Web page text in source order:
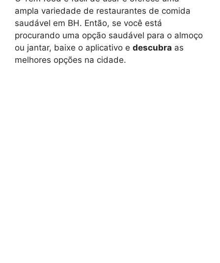
ampla variedade de restaurantes de comida
saudável em BH. Então, se você está
procurando uma opção saudável para o almoço
ou jantar, baixe o aplicativo e descubra as
melhores opções na cidade.